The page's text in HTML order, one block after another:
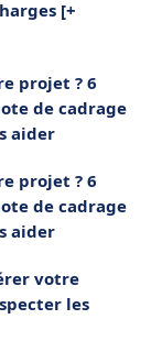
[+
projet ? 6
de cadrage
aider
projet ? 6
de cadrage
aider
votre
les